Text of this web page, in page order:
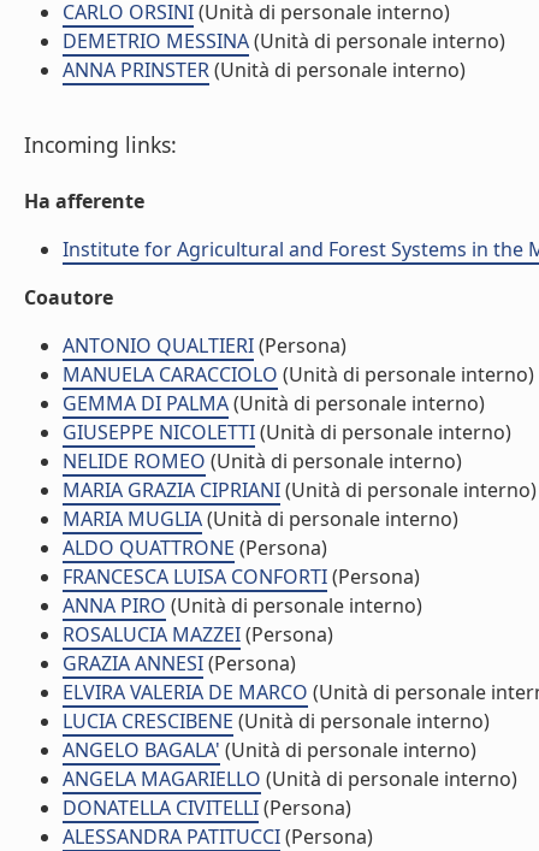
CARLO ORSINI(Unità di personale interno)
DEMETRIO MESSINA(Unità di personale interno)
ANNA PRINSTER(Unità di personale interno)
Incoming links:
Ha afferente
Institute for Agricultural and Forest Systems in the
Coautore
ANTONIO QUALTIERI(Persona)
MANUELA CARACCIOLO (Unità di personale interno)
GEMMA DI PALMA(Unità di personale interno)
GIUSEPPE NICOLETTI(Unità di personale interno)
NELIDE ROMEO (Unità di personale interno)
MARIA GRAZIA CIPRIANI(Unità di personale interno)
MARIA MUGLIA(Unità di personale interno)
ALDO QUATTRONE (Persona)
FRANCESCA LUISA CONFORTI(Persona)
ANNA PIRO (Unità di personale interno)
ROSALUCIA MAZZEI(Persona)
GRAZIA ANNESI(Persona)
ELVIRA VALERIA DE MARCO (Unità di personale
LUCIA CRESCIBENE (Unità di personale interno)
ANGELO BAGALA' (Unità di personale interno)
ANGELA MAGARIELLO (Unità di personale interno)
DONATELLA CIVITELLI(Persona)
ALESSANDRA PATITUCCI(Persona)